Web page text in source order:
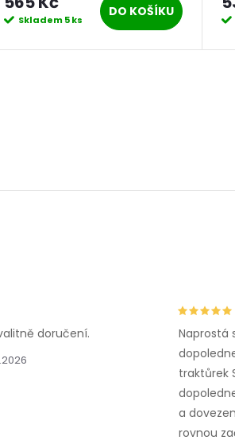
Skladem5 ks
DO KOŠÍKU
doručení.
Naprostá
traktůrek
a
rovnou